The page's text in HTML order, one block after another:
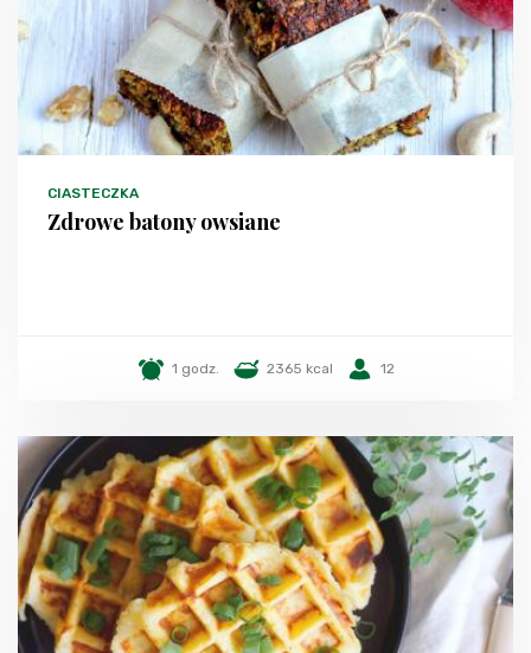
CIASTECZKA
Zdrowe batony owsiane
1 godz. 2365 kcal 12